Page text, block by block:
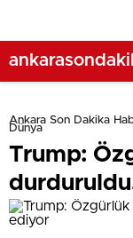
Ankara Son Dakika
Dünya
Trump: